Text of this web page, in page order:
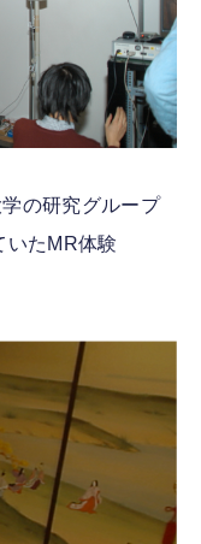
の研究グループ
いたMR体験